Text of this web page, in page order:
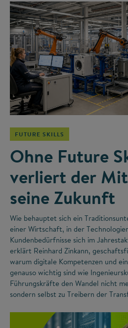
FUTURE SKILLS
Ohne Future
verliert der
seine Zukunft
Wie behauptet sich ein
einer Wirtschaft, in der
Kundenbedürfnisse sich im
erklärt Reinhard Zinkann,
warum digitale Kompetenzen und
genauso wichtig sind wie
Führungskräfte den Wandel nicht
sondern selbst zu Treibern der